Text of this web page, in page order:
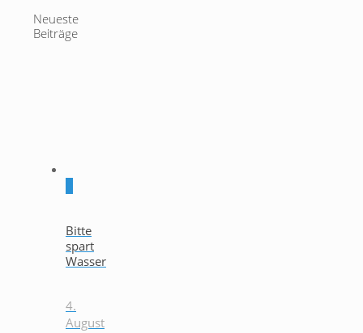
Neueste
Beiträge
Bitte
spart
Wasser
4.
August